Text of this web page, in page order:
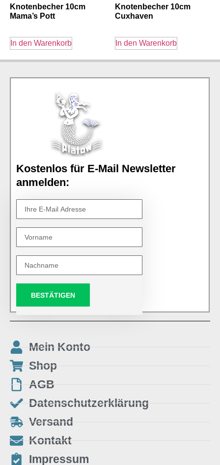
Knotenbecher 10cm
Mama’s Pott
In den Warenkorb
Knotenbecher 10cm
Cuxhaven
In den Warenkorb
Kostenlos für E-Mail Newsletter
anmelden:
BESTÄTIGEN
Mein Konto
Shop
AGB
Datenschutzerklärung
Versand
Kontakt
Impressum